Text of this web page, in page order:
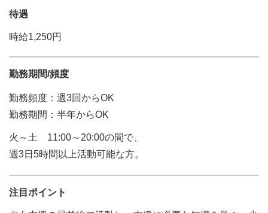
待遇
時給1,250円
勤務期間/頻度
勤務頻度：週3回からOK
勤務期間：半年からOK
火～土 11:00～20:00の間で、
週3日5時間以上活動可能な方。
注目ポイント